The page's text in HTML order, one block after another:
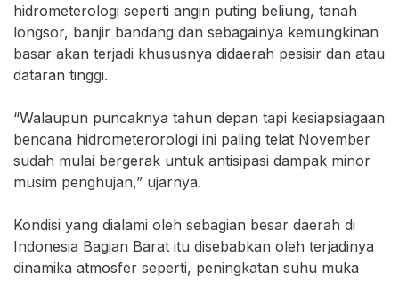
hidrometerologi seperti angin puting beliung, tanah
longsor, banjir bandang dan sebagainya kemungkinan
basar akan terjadi khususnya didaerah pesisir dan atau
dataran tinggi.
“Walaupun puncaknya tahun depan tapi kesiapsiagaan
bencana hidrometerorologi ini paling telat November
sudah mulai bergerak untuk antisipasi dampak minor
musim penghujan,” ujarnya.
Kondisi yang dialami oleh sebagian besar daerah di
Indonesia Bagian Barat itu disebabkan oleh terjadinya
dinamika atmosfer seperti, peningkatan suhu muka